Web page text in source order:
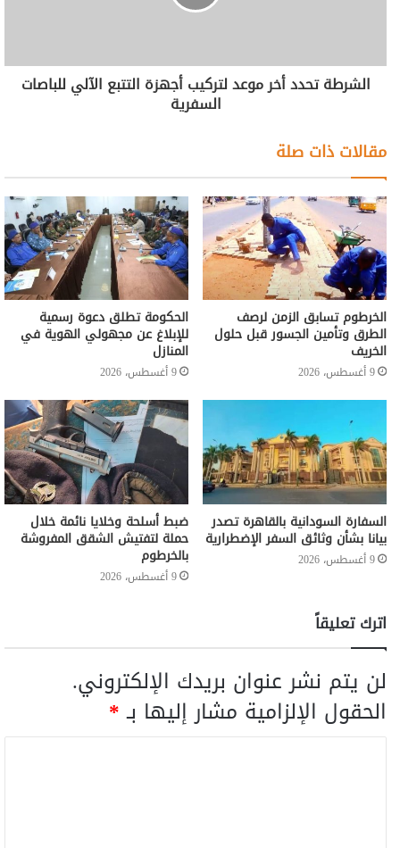
الشرطة تحدد أخر موعد لتركيب أجهزة التتبع الآلي للباصات
السفرية
مقالات ذات صلة
الخرطوم تسابق الزمن لرصف
الطرق وتأمين الجسور قبل حلول
الخريف
9 أغسطس، 2026
الحكومة تطلق دعوة رسمية
للإبلاغ عن مجهولي الهوية في
المنازل
9 أغسطس، 2026
السفارة السودانية بالقاهرة تصدر
بيانا بشأن وثائق السفر الإضطرارية
9 أغسطس، 2026
ضبط أسلحة وخلايا نائمة خلال
حملة لتفتيش الشقق المفروشة
بالخرطوم
9 أغسطس، 2026
اترك تعليقاً
لن يتم نشر عنوان بريدك الإلكتروني.
الحقول الإلزامية مشار إليها بـ*